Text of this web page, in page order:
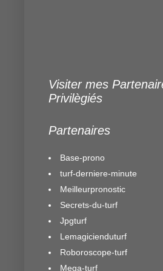
10/2021 https://
Visiter mes
Privilègiés
Partenaires
Base-prono
turf-derniere-minute
Meilleurpronostic
Secrets-du-turf
Jpgturf
Lemagicienduturf
Roboroscope-turf
Mega-turf